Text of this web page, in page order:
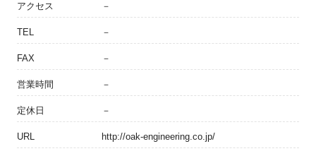
アクセス －
TEL －
FAX －
営業時間 －
定休日 －
URL http://oak-engineering.co.jp/